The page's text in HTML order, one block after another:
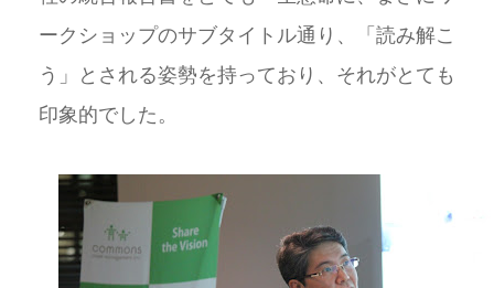
ークショップのサブタイトル通り、「読み解こ
う」とされる姿勢を持っており、それがとても
印象的でした。